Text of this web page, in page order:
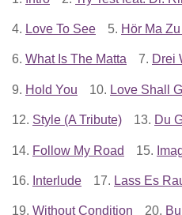
4. Love To See 5. Hör Ma
6. What Is The Matta 7. Drei
9. Hold You 10. Love Shall
12. Style (A Tribute) 13. Du
14. Follow My Road 15.
16. Interlude 17. Lass Es
19. Without Condition 20.